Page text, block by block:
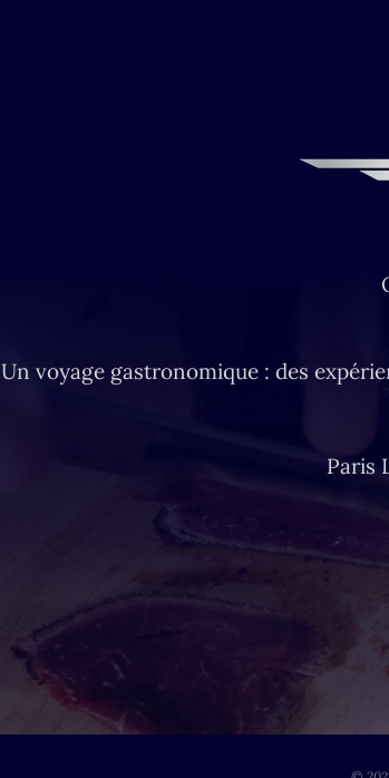
Un voyage gastronomique : des
Paris